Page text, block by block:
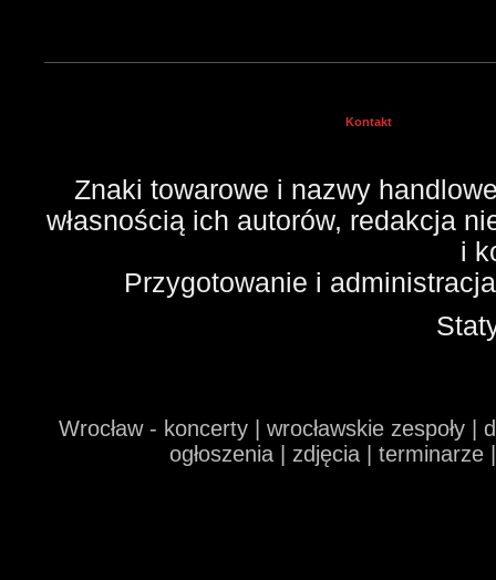
Kontakt
Znaki towarowe i nazwy
własnością ich autorów, redakcja
i
Przygotowanie i
Wrocław - koncerty | wrocławskie zespoły
ogłoszenia | zdjęcia |